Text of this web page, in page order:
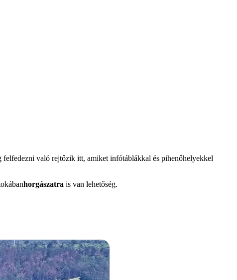
felfedezni való rejtőzik itt, amiket infótáblákkal és pihenőhelyekkel
horgászatra is van lehetőség.